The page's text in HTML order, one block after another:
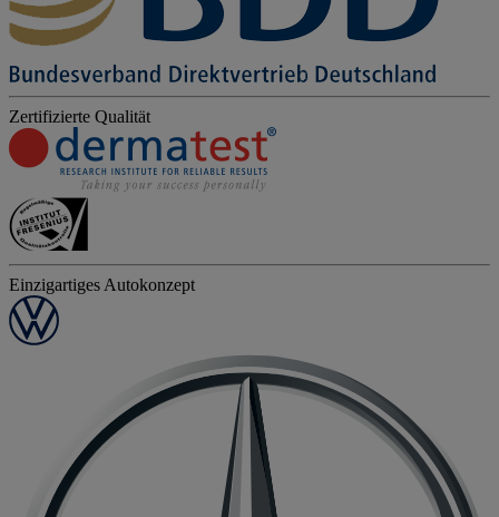
Zertifizierte Qualität
Einzigartiges Autokonzept